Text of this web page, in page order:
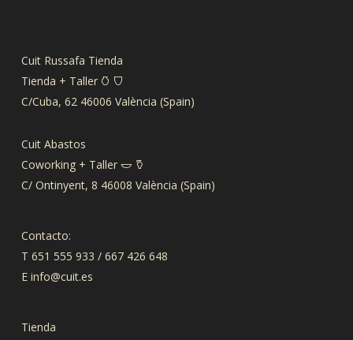
Cuit Russafa Tienda
Tienda + Taller 𐃡 𐃴
C/Cuba, 62 46006 València (Spain)
Cuit Abastos
Coworking + Taller 𐃬 𐃤
C/ Ontinyent, 8 46008 València (Spain)
Contacto:
T 651 555 933 / 667 426 648
E info@cuit.es
Tienda